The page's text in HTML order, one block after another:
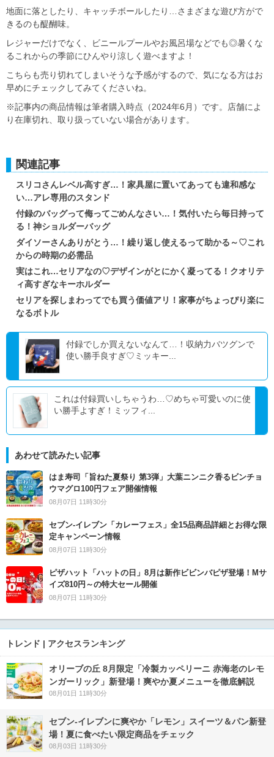
地面に落としたり、キャッチボールしたり…さまざまな遊び方がで
きるのも醍醐味。
レジャーだけでなく、ビニールプールやお風呂場などでも◎暑くな
るこれからの季節にひんやり涼しく遊べますよ！
こちらも売り切れてしまいそうな予感がするので、気になる方はお
早めにチェックしてみてくださいね。
※記事内の商品情報は筆者購入時点（2024年6月）です。店舗によ
り在庫切れ、取り扱っていない場合があります。
関連記事
スリコさんレベル高すぎ…！家具屋に置いてあっても違和感な
い…アレ専用のスタンド
付録のバッグって侮ってごめんなさい…！気付いたら毎日持って
る！神ショルダーバッグ
ダイソーさんありがとう…！繰り返し使えるって助かる～♡これ
からの時期の必需品
実はこれ…セリアなの♡デザインがとにかく凝ってる！クオリテ
ィ高すぎなキーホルダー
セリアを探しまわってでも買う価値アリ！家事がちょっぴり楽に
なるボトル
付録でしか買えないなんて…！収納力バツグンで
使い勝手良すぎ♡ミッキー...
これは付録買いしちゃうわ…♡めちゃ可愛いのに使
い勝手よすぎ！ミッフィ...
あわせて読みたい記事
はま寿司「旨ねた夏祭り 第3弾」大葉ニンニク香るビンチョ
ウマグロ100円フェア開催情報
08月07日 11時30分
セブン‐イレブン「カレーフェス」全15品商品詳細とお得な限
定キャンペーン情報
08月07日 11時30分
ピザハット「ハットの日」8月は新作ビビンバピザ登場！Mサ
イズ810円～の特大セール開催
08月07日 11時30分
トレンド | アクセスランキング
オリーブの丘 8月限定「冷製カッペリーニ 赤海老のレモ
ンガーリック」新登場！爽やか夏メニューを徹底解説
08月01日 11時30分
セブン‐イレブンに爽やか「レモン」スイーツ＆パン新登
場！夏に食べたい限定商品をチェック
08月03日 11時30分